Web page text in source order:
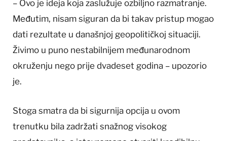
– Ovo je ideja koja zaslužuje ozbiljno razmatranje.
Međutim, nisam siguran da bi takav pristup mogao
dati rezultate u današnjoj geopolitičkoj situaciji.
Živimo u puno nestabilnijem međunarodnom
okruženju nego prije dvadeset godina – upozorio
je.
Stoga smatra da bi sigurnija opcija u ovom
trenutku bila zadržati snažnog visokog